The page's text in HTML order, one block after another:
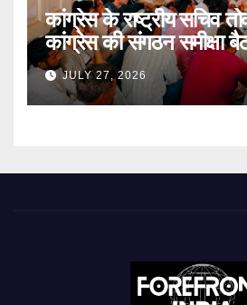
कांग्रेस के राष्ट्रीय सचिव
कांग्रेस की संगठन समीक्षा
JULY 27, 2026